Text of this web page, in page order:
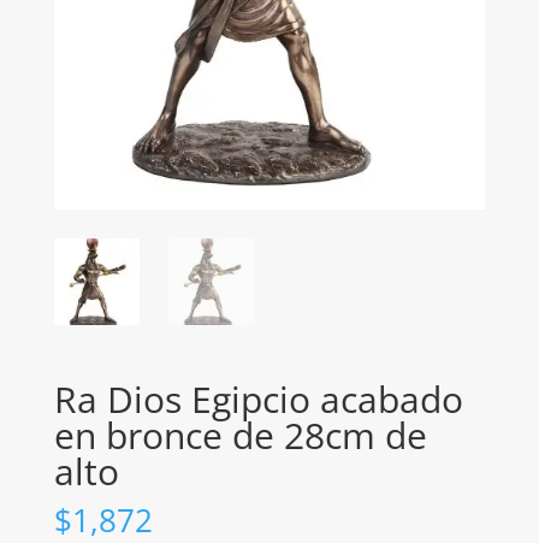
Ra Dios Egipcio acabado
en bronce de 28cm de
alto
$1,872